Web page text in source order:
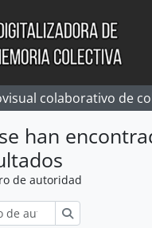
colaborativo de
han
de autoridad